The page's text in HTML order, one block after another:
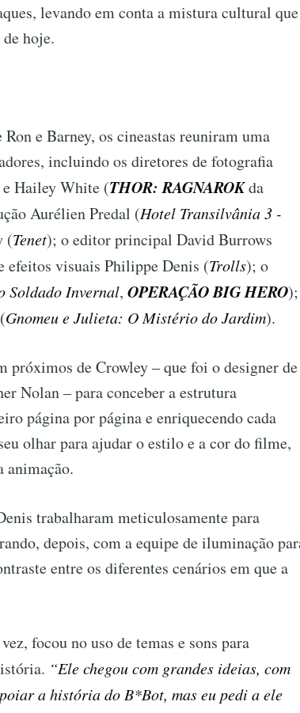
levando em conta a mistura cultural que
hoje.
e Barney, os cineastas reuniram uma
incluindo os diretores de fotografia
Hailey White (THOR: RAGNAROKda
Aurélien Predal (Hotel Transilvânia 3 -
(Tenet); o editor principal David Burrows
efeitos visuais Philippe Denis (Trolls); o
Soldado Invernal, OPERAÇÃO BIG HERO);
Gnomeu e Julieta: O Mistério do Jardim).
de Crowley – que foi o designer de
Nolan – para conceber a estrutura
página por página e enriquecendo cada
olhar para ajudar o estilo e a cor do filme,
animação.
trabalharam meticulosamente para
depois, com a equipe de iluminação
entre os diferentes cenários em que a
focou no uso de temas e sons para
“Ele chegou com grandes ideias, com
a história do B*Bot, mas eu pedi a ele